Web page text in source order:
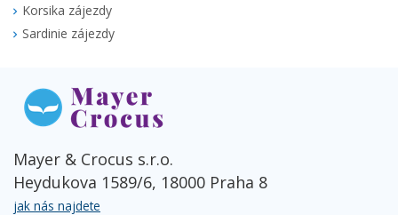
Korsika zájezdy
Sardinie zájezdy
Mayer & Crocus s.r.o.
Heydukova 1589/6, 18000 Praha 8
jak nás najdete